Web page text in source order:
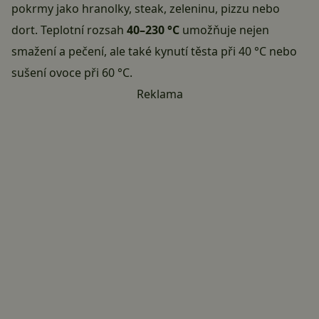
pokrmy jako hranolky, steak, zeleninu, pizzu nebo
dort. Teplotní rozsah 40–230 °C umožňuje nejen
smažení a pečení, ale také kynutí těsta při 40 °C nebo
sušení ovoce při 60 °C.
Reklama